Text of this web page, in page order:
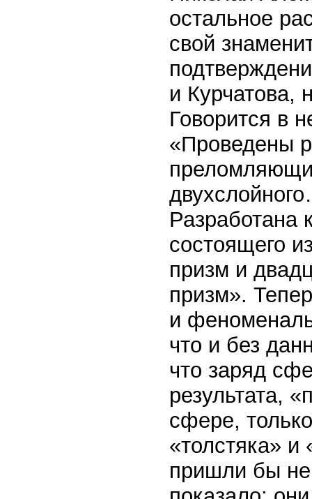
остальное
свой
и Курчатова,
Говорится в
«Проведены
Разработана
состоящего
призм и
призм».
и
что и без
что заряд
результата,
сфере,
«толстяка»
пришли бы